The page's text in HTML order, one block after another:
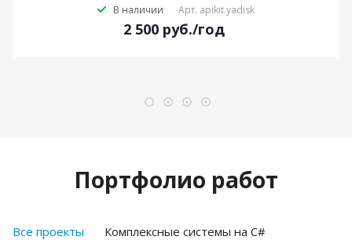
В наличии Арт. apikit.yadisk
2 500 руб./год
Портфолио работ
Все проекты Комплексные системы на C#